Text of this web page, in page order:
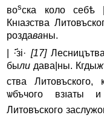
воsска коло себѣ
Кнıaзства
роздаваны.
| ·҃зі· [17]
были дава|ны. Кгдыж
ства
ѡбъчого взıaты
Литовъского